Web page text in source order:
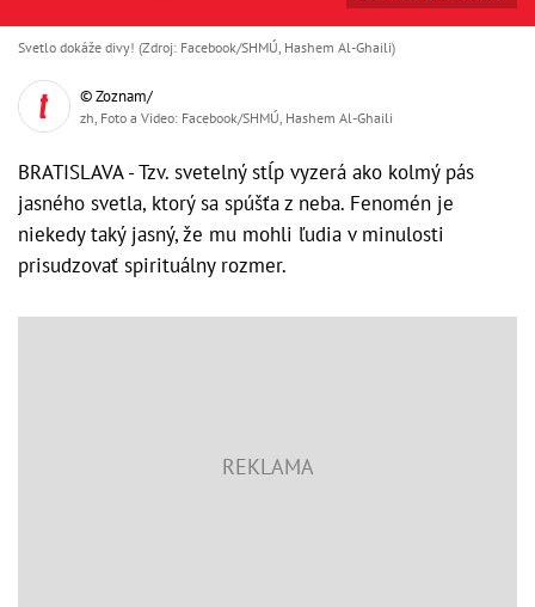
Svetlo dokáže divy! (Zdroj: Facebook/SHMÚ, Hashem Al-Ghaili)
© Zoznam/
zh, Foto a Video: Facebook/SHMÚ, Hashem Al-Ghaili
BRATISLAVA - Tzv. svetelný stĺp vyzerá ako kolmý pás
jasného svetla, ktorý sa spúšťa z neba. Fenomén je
niekedy taký jasný, že mu mohli ľudia v minulosti
prisudzovať spirituálny rozmer.